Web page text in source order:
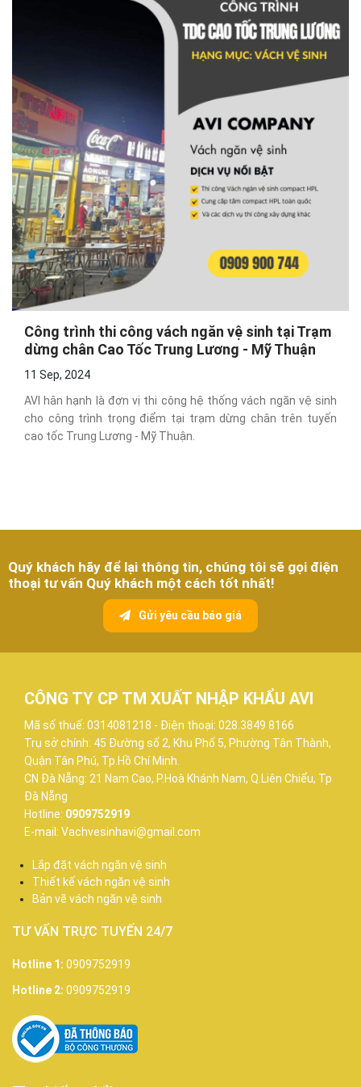
Công trình thi công vách ngăn vệ sinh tại Trạm
dừng chân Cao Tốc Trung Lương - Mỹ Thuận
11 Sep, 2024
AVI hân hạnh là đơn vị thi công hệ thống vách ngăn vệ sinh
cho công trình trọng điểm tại trạm dừng chân trên tuyến
cao tốc Trung Lương - Mỹ Thuận.
Quý khách hãy để lại thông tin, chúng tôi sẽ gọi điện
thoại tư vấn Quý khách một cách tốt nhất!
Gửi yêu cầu báo giá
CÔNG TY CP TM XUẤT NHẬP KHẨU AVI
Mã số thuế: 0314081218 - Điện thoại: 028.3849 8166
Trụ sở chính: 45 Đường số 2, Khu Phố 5, Phường Tân Thành,
Quận Tân Phú, Tp.Hồ Chí Minh.
CN Đà Nẵng: 21 Nam Cao, P.Hoà Khánh Nam, Q.Liên Chiểu, Tp
Đà Nẵng
Hotline: 0909752919
E-mail: Vachvesinhavi@gmail.com
Lắp đặt vách ngăn vệ sinh
Thiết kế vách ngăn vệ sinh
Bản vẽ vách ngăn vệ sinh
TƯ VẤN TRỰC TUYẾN 24/7
Hotline 1: 0909752919
Hotline 2: 0909752919